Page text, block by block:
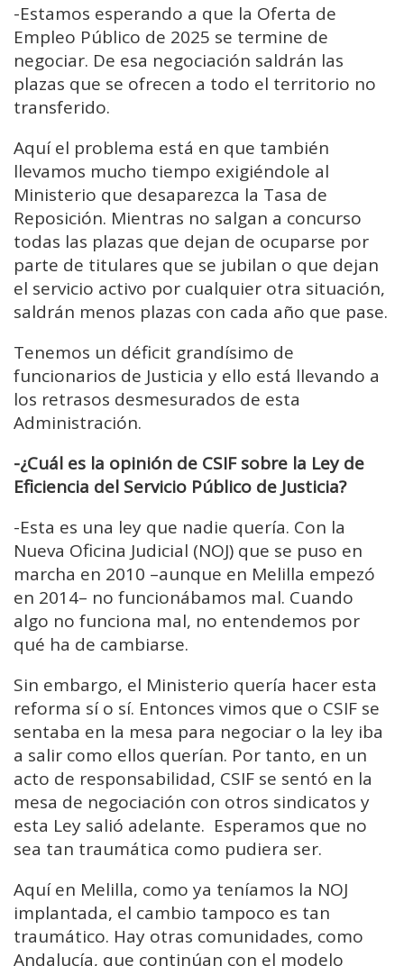
-Estamos esperando a que la Oferta de
Empleo Público de 2025 se termine de
negociar. De esa negociación saldrán las
plazas que se ofrecen a todo el territorio no
transferido.
Aquí el problema está en que también
llevamos mucho tiempo exigiéndole al
Ministerio que desaparezca la Tasa de
Reposición. Mientras no salgan a concurso
todas las plazas que dejan de ocuparse por
parte de titulares que se jubilan o que dejan
el servicio activo por cualquier otra situación,
saldrán menos plazas con cada año que pase.
Tenemos un déficit grandísimo de
funcionarios de Justicia y ello está llevando a
los retrasos desmesurados de esta
Administración.
-¿Cuál es la opinión de CSIF sobre la Ley de
Eficiencia del Servicio Público de Justicia?
-Esta es una ley que nadie quería. Con la
Nueva Oficina Judicial (NOJ) que se puso en
marcha en 2010 –aunque en Melilla empezó
en 2014– no funcionábamos mal. Cuando
algo no funciona mal, no entendemos por
qué ha de cambiarse.
Sin embargo, el Ministerio quería hacer esta
reforma sí o sí. Entonces vimos que o CSIF se
sentaba en la mesa para negociar o la ley iba
a salir como ellos querían. Por tanto, en un
acto de responsabilidad, CSIF se sentó en la
mesa de negociación con otros sindicatos y
esta Ley salió adelante. Esperamos que no
sea tan traumática como pudiera ser.
Aquí en Melilla, como ya teníamos la NOJ
implantada, el cambio tampoco es tan
traumático. Hay otras comunidades, como
Andalucía, que continúan con el modelo